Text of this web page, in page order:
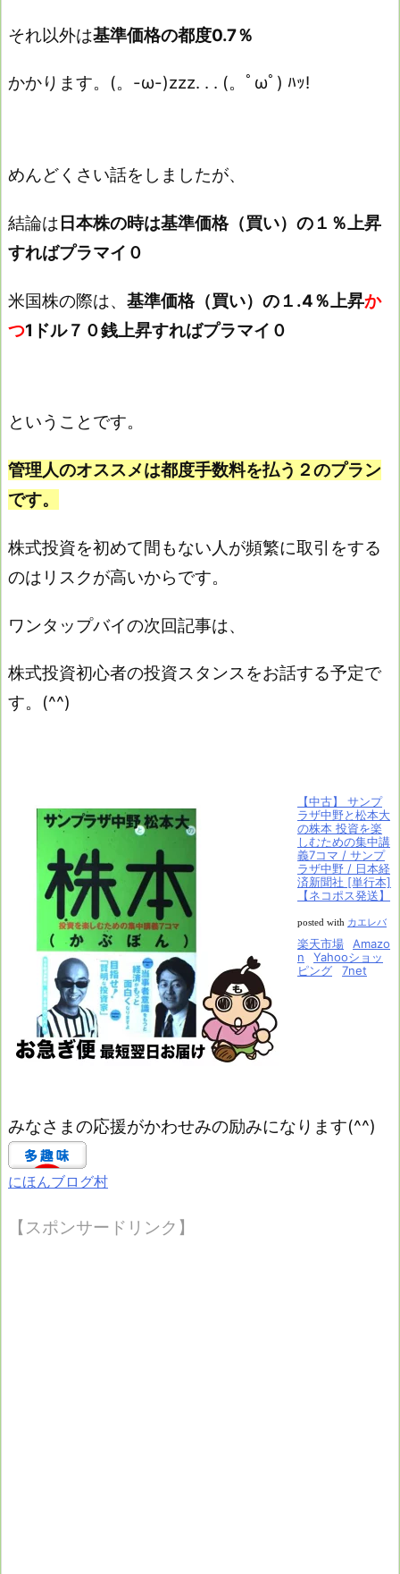
それ以外は基準価格の都度0.7％
かかります。(。-ω-)zzz. . . (。ﾟωﾟ) ﾊｯ!
めんどくさい話をしましたが、
結論は 日本株の時は基準価格（買い）の１％上昇
すればプラマイ０
米国株の際は、 基準価格（買い）の１.4％上昇か
つ1ドル７０銭上昇すればプラマイ０
ということです。
管理人のオススメは都度手数料を払う２のプラン
です。
株式投資を初めて間もない人が頻繁に取引をする
のはリスクが高いからです。
ワンタップバイの次回記事は、
株式投資初心者の投資スタンスをお話する予定で
す。(^^)
【中古】 サンプ
ラザ中野と松本大
の株本 投資を楽
しむための集中講
義7コマ / サンプ
ラザ中野 / 日本経
済新聞社 [単行本]
【ネコポス発送】
posted with カエレバ
楽天市場
Amazo
n
Yahooショッ
ピング
7net
みなさまの応援がかわせみの励みになります(^^)
にほんブログ村
【スポンサードリンク】